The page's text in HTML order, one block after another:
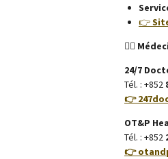
👉
👨‍⚕️
24/7
Tél. : +852
👉
OT&P
Tél. : +852
👉